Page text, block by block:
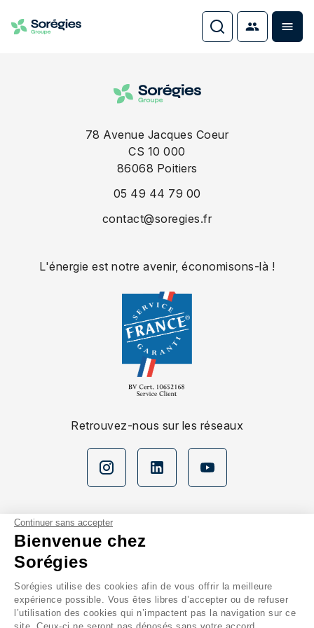
Continuer sans accepter
Bienvenue chez
Sorégies
Sorégies utilise des cookies afin de vous offrir la meilleure
expérience possible. Vous êtes libres d’accepter ou de refuser
l’utilisation des cookies qui n’impactent pas la navigation sur ce
site. Ceux-ci ne seront pas déposés sans votre accord.
78 Avenue Jacques Coeur
CS 10 000
86068 Poitiers
05 49 44 79 00
contact@soregies.fr
Nos espaces
En savoir plus
Retrouvez-nous sur les réseaux
L'énergie est notre avenir, économisons-là !